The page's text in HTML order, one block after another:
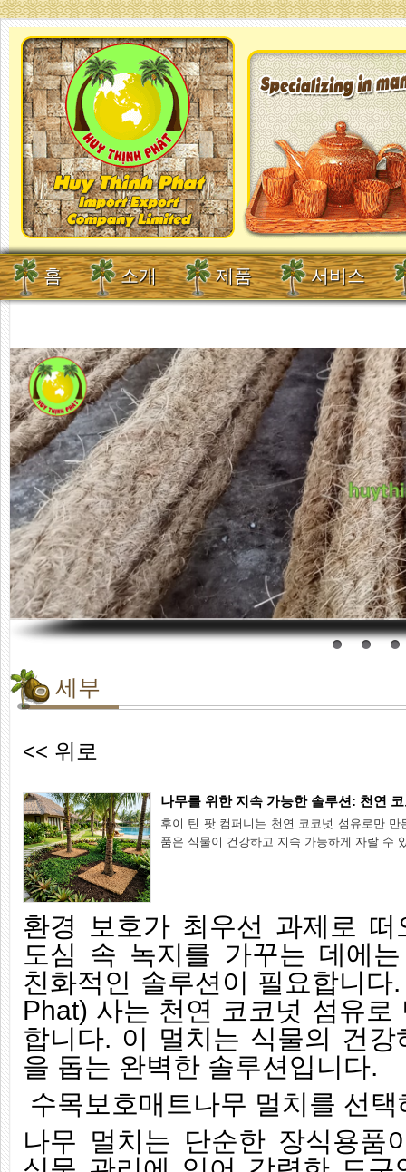
홈 소개 제품 서비스
세부
<< 위로
나무를 위한 지속 가능한 솔루션: 천연
후이 틴 팟 컴퍼니는 천연 코코넛 섬유로만
품은 식물이 건강하고 지속 가능하게 자랄 수
환경 보호가 최우선 과제로
도심 속 녹지를 가꾸는 데에
친화적인 솔루션이 필요합니
Phat) 사는 천연 코코넛 섬유로
합니다. 이 멀치는 식물의 건
을 돕는 완벽한 솔루션입니다.
수목보호매트나무 멀치를 선
나무 멀치는 단순한 장식용품